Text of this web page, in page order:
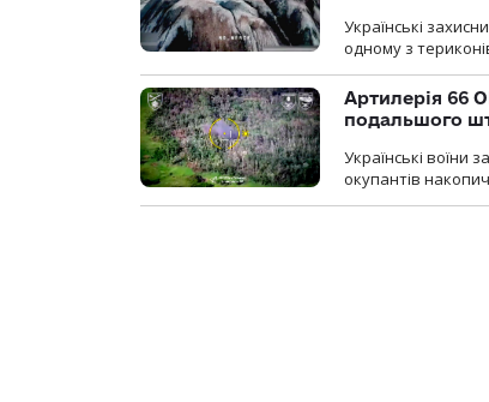
Українські
одному з
Артилерія 66
подальшого
Українські воїни
окупантів